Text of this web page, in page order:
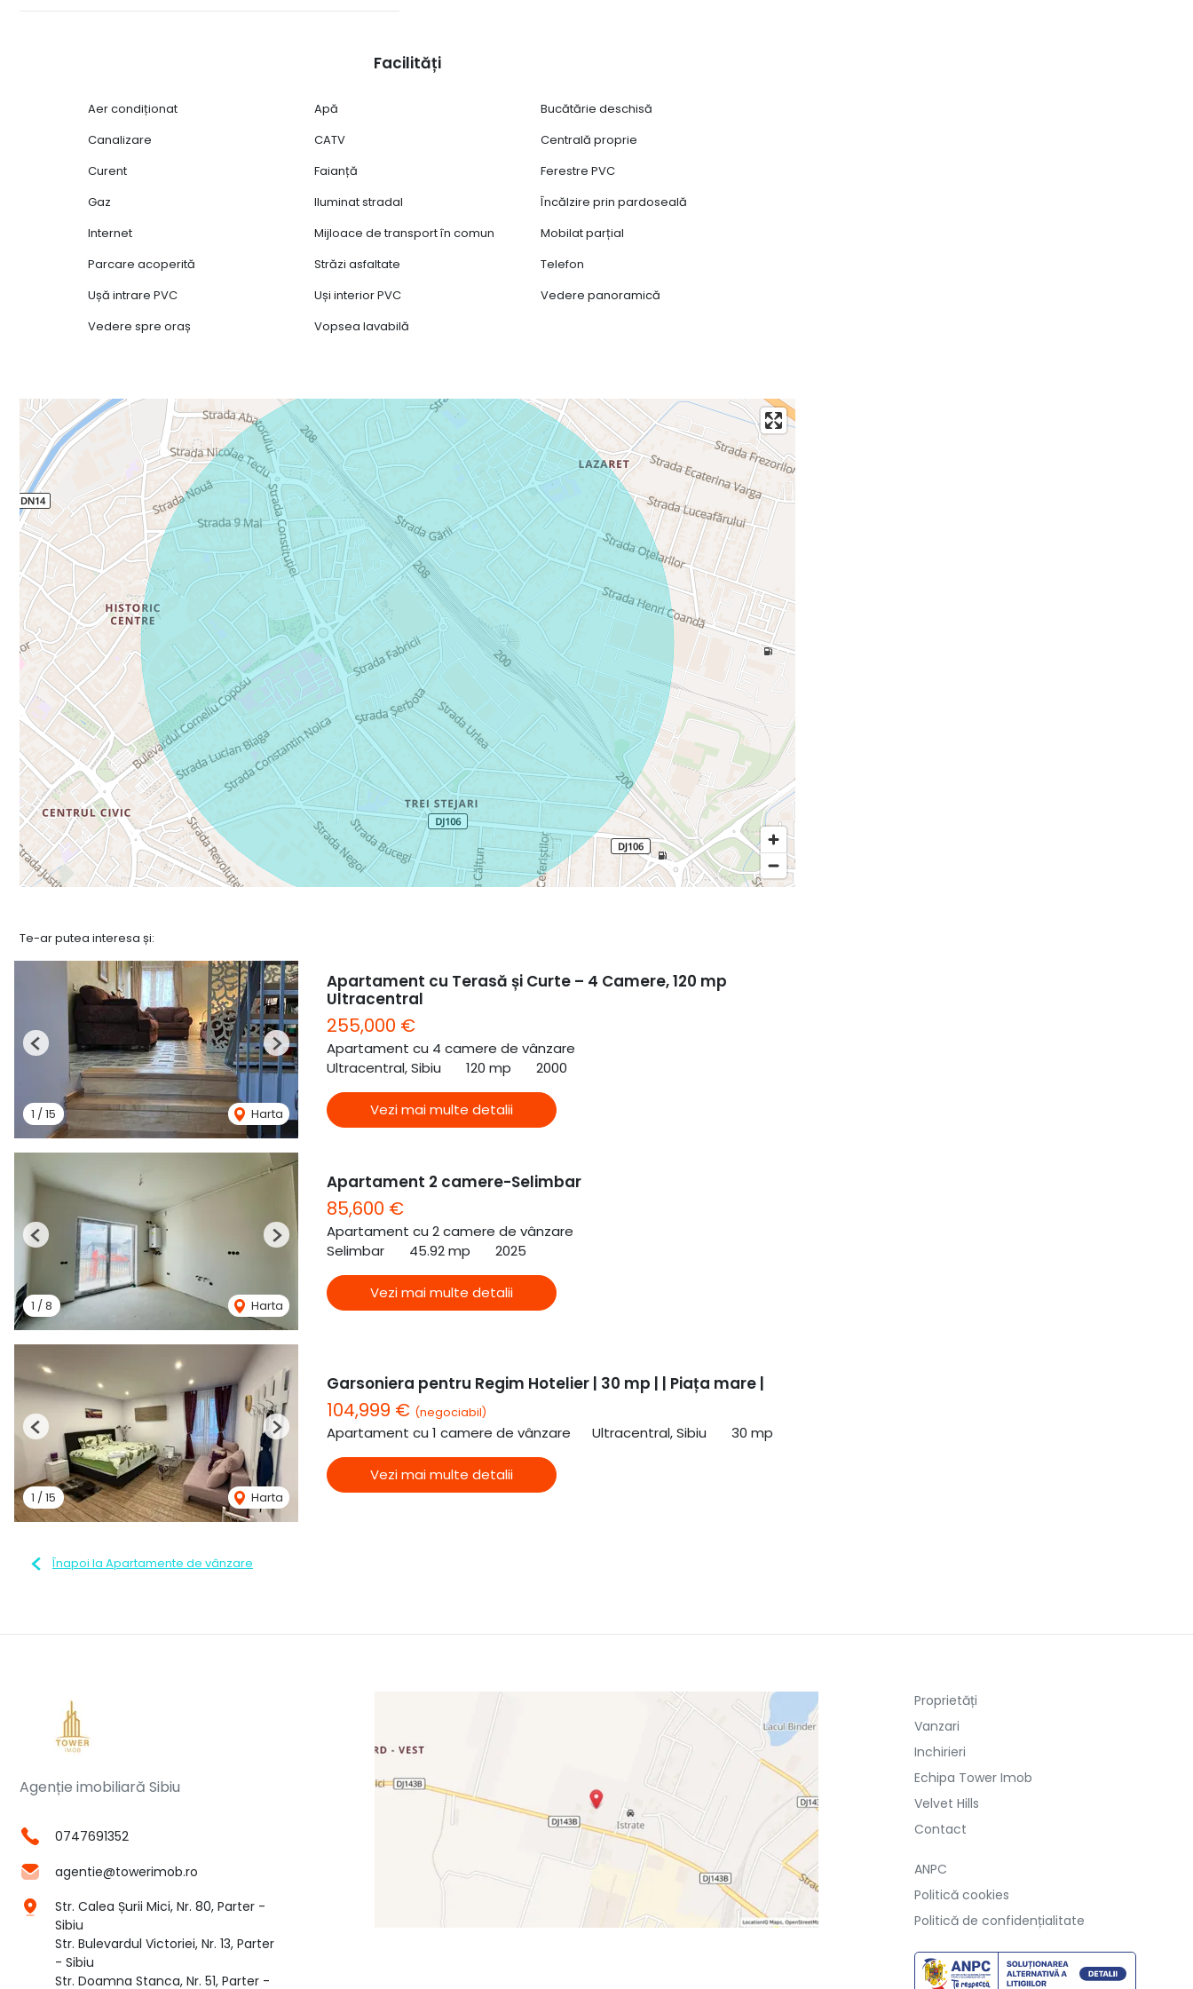
Facilități
Aer condiționat Apă
Bucătărie deschisă
Canalizare
CATV
Centrală proprie
Curent
Faianță
Ferestre PVC
Gaz
Iluminat stradal
Încălzire prin pardoseală
Internet
Mijloace de transport în comun
Mobilat parțial
Parcare acoperită
Străzi asfaltate
Telefon
Ușă intrare PVC
Uși interior PVC
Vedere panoramică
Vedere spre oraș
Vopsea lavabilă
Te-ar putea interesa și:
1 /15 Harta
Previous Next
Apartament cu Terasă și Curte – 4 Camere, 120 mp
Ultracentral
255,000 €
Apartament cu 4 camere de vânzare
Ultracentral, Sibiu
120 mp 2000
Vezi mai multe detalii
1 /8 Harta
Previous Next
Apartament 2 camere-Selimbar
85,600 €
Apartament cu 2 camere de vânzare
Selimbar
45.92 mp 2025
Vezi mai multe detalii
1 /15 Harta
Previous Next
Garsoniera pentru Regim Hotelier | 30 mp | | Piața mare |
104,999 € (negociabil)
Apartament cu 1 camere de vânzare Ultracentral, Sibiu 30 mp
Vezi mai multe detalii
Înapoi la Apartamente de vânzare
Agenție imobiliară Sibiu
0747691352
agentie@towerimob.ro
Str. Calea Șurii Mici, Nr. 80, Parter -
Sibiu
Str. Bulevardul Victoriei, Nr. 13, Parter
- Sibiu
Str. Doamna Stanca, Nr. 51, Parter -
Proprietăți
Vanzari
Inchirieri
Echipa Tower Imob
Velvet Hills
Contact
ANPC
Politică cookies
Politică de confidențialitate